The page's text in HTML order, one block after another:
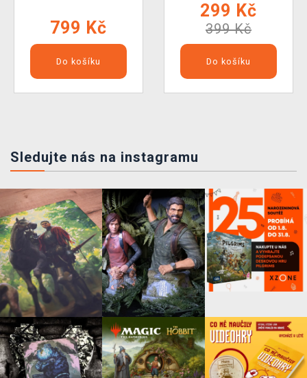
799 Kč
Do košíku
299 Kč
399 Kč
Do košíku
Sledujte nás na instagramu